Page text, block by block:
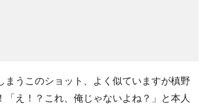
まうこのショット、よく似ていますが槙野
「え！？これ、俺じゃないよね？」と本人